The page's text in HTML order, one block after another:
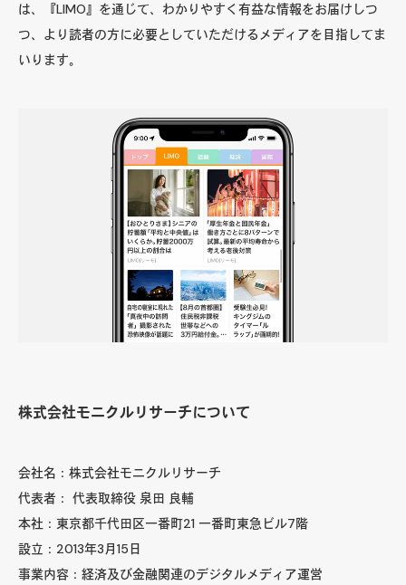
は、『LIMO』を通じて、わかりやすく有益な情報をお届けしつ
つ、より読者の方に必要としていただけるメディアを目指してま
いります。
株式会社モニクルリサーチについて
会社名：株式会社モニクルリサーチ
代表者： 代表取締役 泉田 良輔
本社：東京都千代田区一番町21 一番町東急ビル7階
設立：2013年3月15日
事業内容：経済及び金融関連のデジタルメディア運営